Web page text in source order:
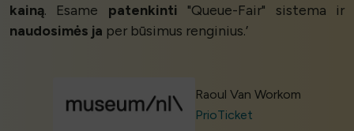
kainą. Esame patenkinti "Queue-Fair" sistema ir
naudosimės ja per būsimus renginius.’
Raoul Van Workom
PrioTicket